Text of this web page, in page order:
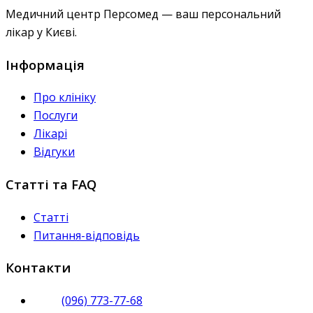
Медичний центр Персомед — ваш персональний
лікар у Києві.
Інформація
Про клініку
Послуги
Лікарі
Відгуки
Статті та FAQ
Статті
Питання-відповідь
Контакти
(096) 773-77-68